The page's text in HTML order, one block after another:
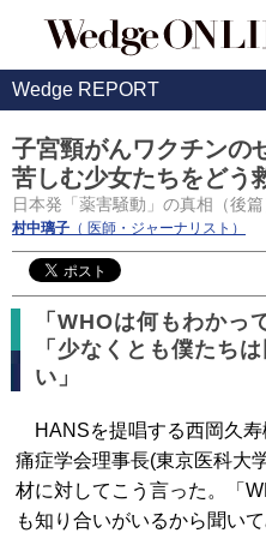
Wedge REPORT
子宮頸がんワクチンの
苦しむ少女たちをどう
日本発「薬害騒動」の真相（後篇
村中璃子 （ 医師・ジャーナリスト）
「WHOは何もわかっ
「少なくとも僕たち
い」
HANSを提唱する西岡久寿
痛症学会理事長(東京医科大
材に対してこう言った。「
も知り合いがいるから聞い